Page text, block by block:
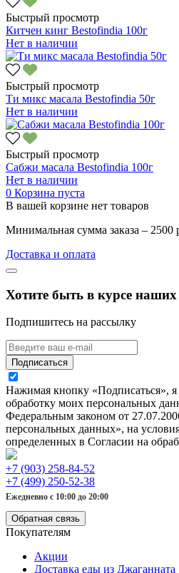
Быстрый просмотр
Китчен кинг Bestofindia 100г
Нет в наличии
Быстрый просмотр
Ти микс масала Bestofindia 50г
Нет в наличии
Быстрый просмотр
Сабжи масала Bestofindia 100г
Нет в наличии
0 Корзина пуста
В вашей корзине нет товаров
Минимальная сумма заказа – 2500
Доставка и оплата
Хотите быть в курсе
Подпишитесь на рассылку
Подписаться
Нажимая кнопку «Подписаться», я
обработку моих персональных
Федеральным законом от
персональных данных», на
определенных в Согласии на
+7 (903) 258-84-52
+7 (499) 250-52-38
Ежедневно с 10:00 до 20:00
Обратная связь
Покупателям
Акции
Доставка еды из Джаганната